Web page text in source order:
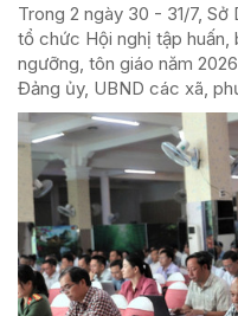
Trong 2 ngày 30 - 31/7,
tổ chức Hội nghị tập
ngưỡng, tôn giáo năm
Đảng ủy, UBND các xã,